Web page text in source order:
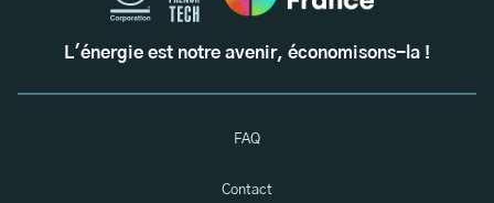
L'énergie est notre avenir, économisons-la !
FAQ
Contact